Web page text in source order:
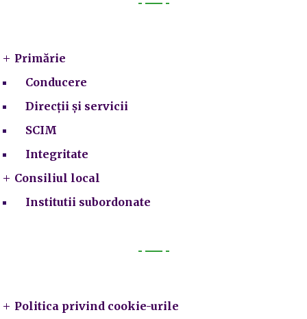
Primărie
Conducere
Direcții și servicii
SCIM
Integritate
Consiliul local
Institutii subordonate
Politica privind cookie-urile